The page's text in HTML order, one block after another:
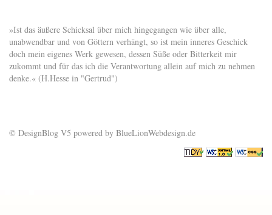
»Ist das äußere Schicksal über mich hingegangen wie über alle,
unabwendbar und von Göttern verhängt, so ist mein inneres Geschick
doch mein eigenes Werk gewesen, dessen Süße oder Bitterkeit mir
zukommt und für das ich die Verantwortung allein auf mich zu nehmen
denke.« (H.Hesse in "Gertrud")
© DesignBlog V5 powered by BlueLionWebdesign.de